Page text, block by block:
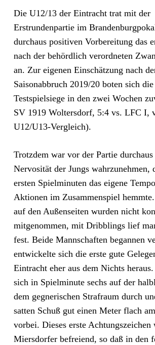
Die U12/13 der Eintracht trat mit der
Erstrundenpartie im
durchaus positiven Vorbereitung das
nach der behördlich verordneten
an. Zur eigenen Einschätzung nach
Saisonabbruch 2019/20 boten sich
Testspielsiege in den zwei Wochen
SV 1919 Woltersdorf, 5:4 vs. LFC I,
U12/U13-Vergleich).
Trotzdem war vor der Partie durchaus
Nervosität der Jungs wahrzunehmen,
ersten Spielminuten das eigene
Aktionen im Zusammenspiel
auf den Außenseiten wurden nicht
mitgenommen, mit Dribblings lief
fest. Beide Mannschaften begannen
entwickelte sich die erste gute
Eintracht eher aus dem Nichts
sich in Spielminute sechs auf der
dem gegnerischen Strafraum durch
satten Schuß gut einen Meter flach
vorbei. Dieses erste
Miersdorfer befreiend, so daß in den